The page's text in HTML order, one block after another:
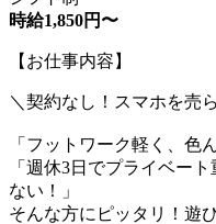
時給1,850円〜
【お仕事内容】
＼契約なし！スマホを売
「フットワーク軽く、色
「週休3日でプライベー
ない！」
そんな方にピッタリ！遊